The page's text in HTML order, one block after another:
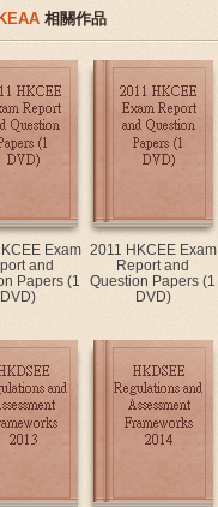
相關作品
Exam
and
Papers (1
DVD)
2011 HKCEE Exam
Report and
Question Papers (1
DVD)